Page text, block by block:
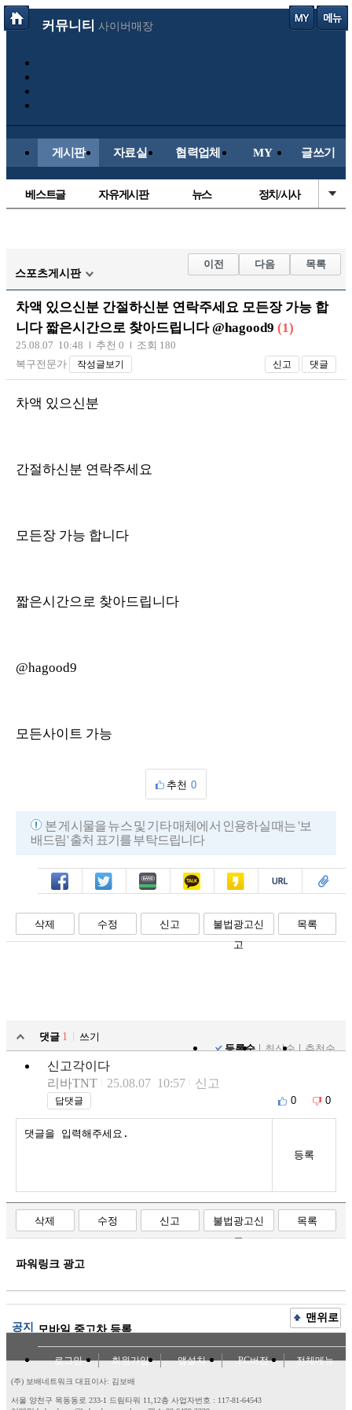
커뮤니티 사이버매장
게시판 자료실 협력업체 MY 글쓰기
베스트글 자유게시판 뉴스 정치/시사
해외축구
국내축구
스포츠게시판
이전 다음 목록
차액 있으신분 간절하신분 연락주세요 모든장 가능 합
니다 짧은시간으로 찾아드립니다 @hagood9 (1)
25.08.07 10:48 추천 0
조회 180
복구전문가
작성글보기 신고 댓글
차액 있으신분
간절하신분 연락주세요
모든장 가능 합니다
짧은시간으로 찾아드립니다
@hagood9
모든사이트 가능
추천 0
본 게시물을 뉴스 및 기타 매체에서 인용하실 때는 '보
배드림' 출처 표기를 부탁드립니다
페북 트윗 밴드 카톡 카스 복사 스크랩
삭제 수정 신고
불법광고신
고
목록
댓글 1
쓰기
등록순
최신순 추천순
신고각이다
리바TNT
25.08.07 10:57 신고
답댓글 0 0
등록
삭제 수정 신고
불법광고신
고
목록
파워링크 광고
공지 모바일 중고차 등록
맨위로
로그인 회원가입 앱설치 PC버전 전체메뉴
(주) 보배네트워크 대표이사: 김보배
서울 양천구 목동동로 233-1 드림타워 11,12층 사업자번호 : 117-81-64543